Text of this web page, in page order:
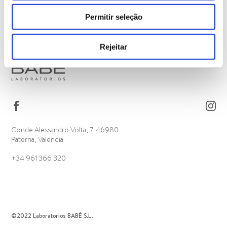
Permitir seleção
Rejeitar
Conde Alessandro Volta, 7. 46980
Paterna, Valencia
+34 961 366 320
©2022 Laboratorios BABÉ S.L.